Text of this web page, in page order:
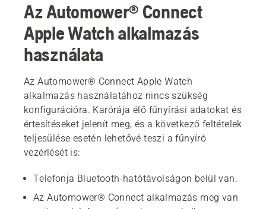
Az Automower® Connect
Apple Watch alkalmazás
használata
Az Automower® Connect Apple Watch
alkalmazás használatához nincs szükség
konfigurációra. Karórája élő fűnyírási adatokat és
értesítéseket jelenít meg, és a következő feltételek
teljesülése esetén lehetővé teszi a fűnyíró
vezérlését is:
Telefonja Bluetooth-hatótávolságon belül van.
Az Automower® Connect alkalmazás meg van